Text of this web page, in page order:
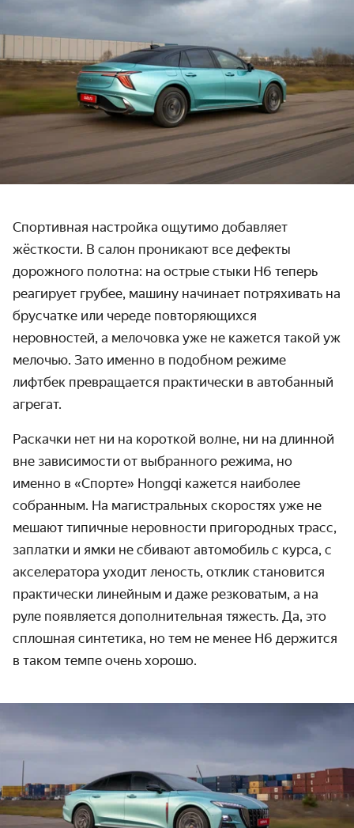
Спортивная настройка ощутимо добавляет
жёсткости. В салон проникают все дефекты
дорожного полотна: на острые стыки H6 теперь
реагирует грубее, машину начинает потряхивать на
брусчатке или череде повторяющихся
неровностей, а мелочовка уже не кажется такой уж
мелочью. Зато именно в подобном режиме
лифтбек превращается практически в автобанный
агрегат.
Раскачки нет ни на короткой волне, ни на длинной
вне зависимости от выбранного режима, но
именно в «Спорте» Hongqi кажется наиболее
собранным. На магистральных скоростях уже не
мешают типичные неровности пригородных трасс,
заплатки и ямки не сбивают автомобиль с курса, с
акселератора уходит леность, отклик становится
практически линейным и даже резковатым, а на
руле появляется дополнительная тяжесть. Да, это
сплошная синтетика, но тем не менее H6 держится
в таком темпе очень хорошо.